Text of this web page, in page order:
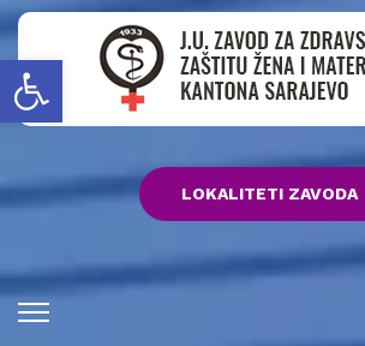
Open toolbar
LOKALITETI ZAVODA